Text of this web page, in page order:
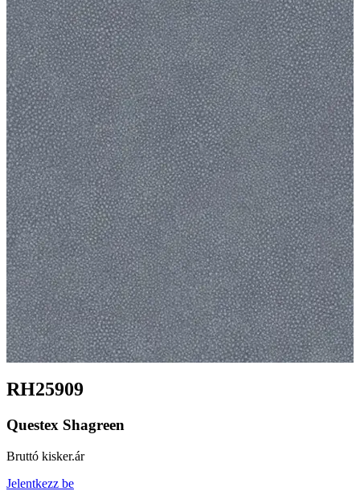
RH25909
Questex Shagreen
Bruttó kisker.ár
Jelentkezz be